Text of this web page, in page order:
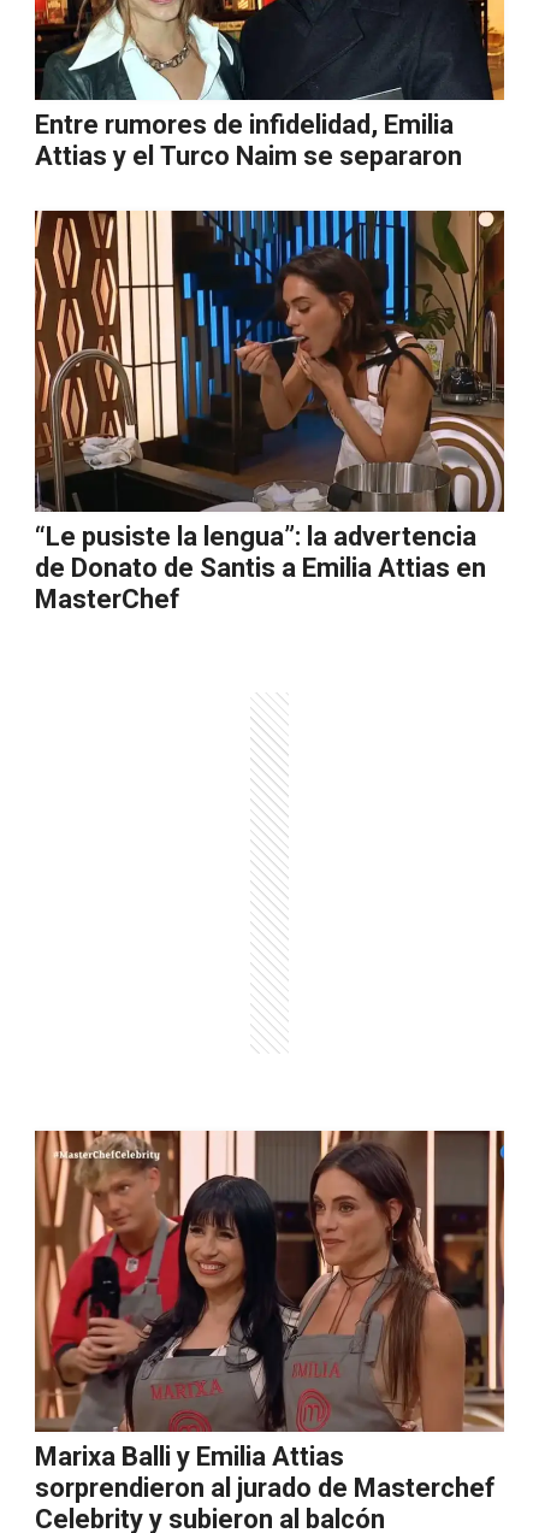
Entre rumores de infidelidad, Emilia
Attias y el Turco Naim se separaron
“Le pusiste la lengua”: la advertencia
de Donato de Santis a Emilia Attias en
MasterChef
Marixa Balli y Emilia Attias
sorprendieron al jurado de Masterchef
Celebrity y subieron al balcón